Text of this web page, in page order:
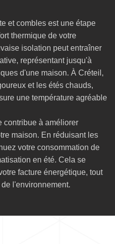
et combles est une étape
thermique de votre
isolation peut entraîner
représentant jusqu'à
d'une maison. À Créteil,
et les étés chauds,
une température agréable
contribue à améliorer
maison. En réduisant les
votre consommation de
en été. Cela se
facture énergétique, tout
l'environnement.